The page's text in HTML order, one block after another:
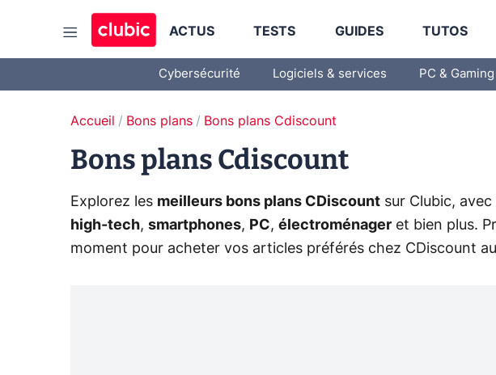
ACTUS TESTS GUIDES TUTOS
Cybersécurité Logiciels & services PC & Gaming
Accueil Bons plans Bons plans Cdiscount
Bons plans Cdiscount
Explorez les meilleurs bons plans CDiscount sur Clubic,
high-tech, smartphones, PC, électroménager et bien plus.
moment pour acheter vos articles préférés chez CDiscount